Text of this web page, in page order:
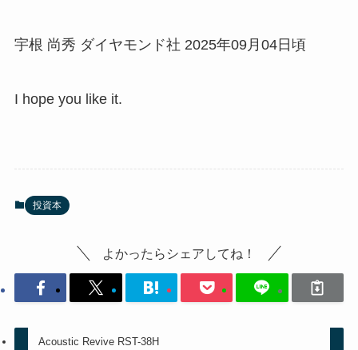
宇根 尚秀 ダイヤモンド社 2025年09月04日頃
I hope you like it.
投資本
よかったらシェアしてね！
Acoustic Revive RST-38H